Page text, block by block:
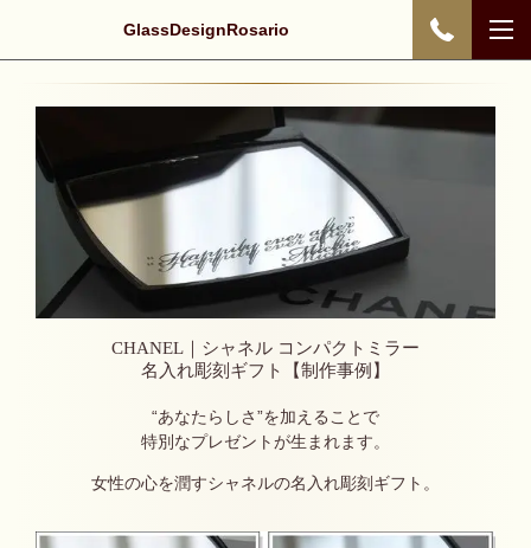
GlassDesignRosario
CHANEL｜シャネル コンパクトミラー
名入れ彫刻ギフト【制作事例】
“あなたらしさ”を加えることで
特別なプレゼントが生まれます。
女性の心を潤すシャネルの名入れ彫刻ギフト。